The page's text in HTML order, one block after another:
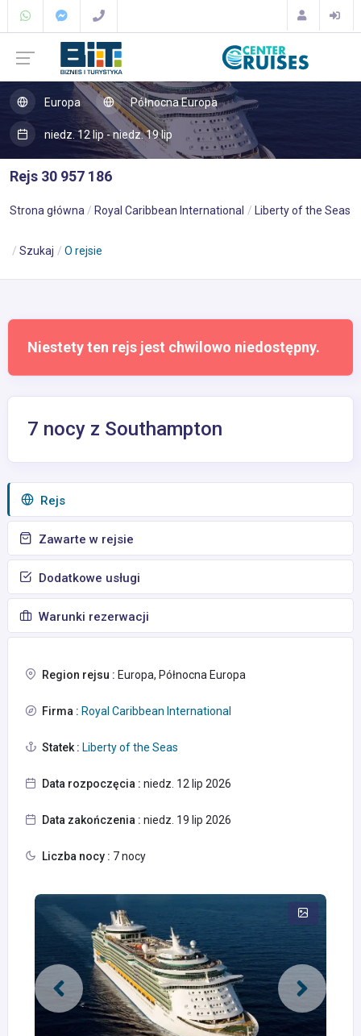
Europa Północna Europa
niedz. 12 lip - niedz. 19 lip
Rejs 30 957 186
Strona główna Royal Caribbean International Liberty of the Seas
Szukaj O rejsie
Niestety ten rejs jest chwilowo niedostępny.
7 nocy z Southampton
Rejs
Zawarte w rejsie
Dodatkowe usługi
Warunki rezerwacji
Region rejsu : Europa, Północna Europa
Firma : Royal Caribbean International
Statek : Liberty of the Seas
Data rozpoczęcia : niedz. 12 lip 2026
Data zakończenia : niedz. 19 lip 2026
Liczba nocy : 7 nocy